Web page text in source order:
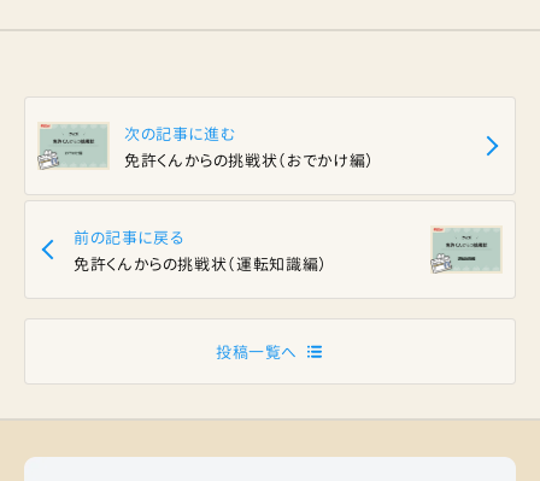
前の記事に戻る
免許くんからの挑戦状（運転知識編）
次の記事に進む
免許くんからの挑戦状（おでかけ編）
投稿一覧へ